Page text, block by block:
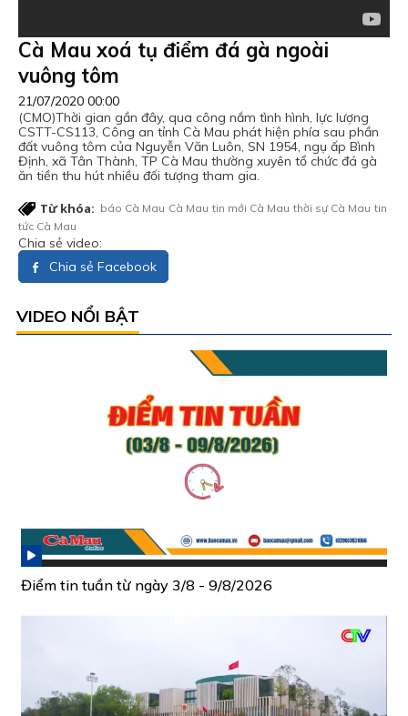
Cà Mau xoá tụ điểm đá gà ngoài
vuông tôm
21/07/2020 00:00
(CMO)Thời gian gần đây, qua công nắm tình hình, lực lượng
CSTT-CS113, Công an tỉnh Cà Mau phát hiện phía sau phần
đất vuông tôm của Nguyễn Văn Luôn, SN 1954, ngụ ấp Bình
Định, xã Tân Thành, TP Cà Mau thường xuyên tổ chức đá gà
ăn tiền thu hút nhiều đối tượng tham gia.
Từ khóa: báo Cà Mau Cà Mau tin mới Cà Mau thời sự Cà Mau tin
tức Cà Mau
Chia sẻ video:
Chia sẻ Facebook
VIDEO NỔI BẬT
Điểm tin tuần từ ngày 3/8 - 9/8/2026